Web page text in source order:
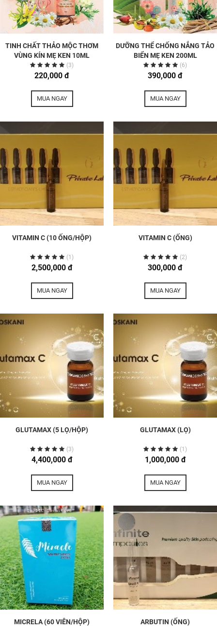
TINH CHẤT THẢO MỘC THƠM
VÙNG KÍN MẸ KEN 10ML
(3)
220,000 đ
MUA NGAY
DƯỠNG THỂ CHỐNG NẮNG TẢO
BIỂN MẸ KEN 200ML
(6)
390,000 đ
MUA NGAY
VITAMIN C (10 ỐNG/HỘP)
(1)
2,500,000 đ
MUA NGAY
VITAMIN C (ỐNG)
(2)
300,000 đ
MUA NGAY
GLUTAMAX (5 LỌ/HỘP)
(3)
4,400,000 đ
MUA NGAY
GLUTAMAX (LỌ)
(1)
1,000,000 đ
MUA NGAY
MICRELA (60 VIÊN/HỘP) ARBUTIN (ỐNG)